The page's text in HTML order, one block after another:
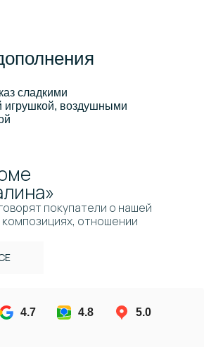
сладкими
игрушкой, воздушными
покупатели о нашей
отношении
4.7 4.8 5.0